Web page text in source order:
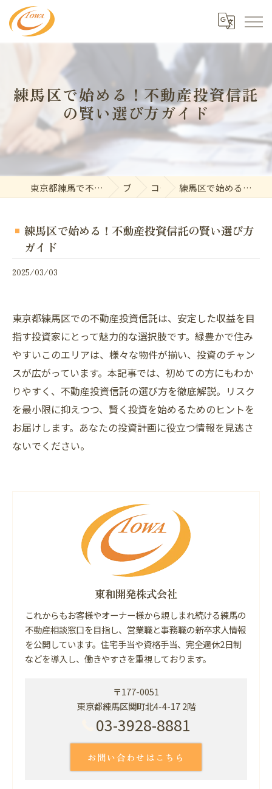
練馬区で始める！不動産投資信託
の賢い選び方ガイド
東京都練馬で不動産の求人なら東和開発株式会社 ブログ コラム 練馬区で始める！不動産投資信託の賢い選び方ガイド
練馬区で始める！不動産投資信託の賢い選び方
ガイド
2025/03/03
東京都練馬区での不動産投資信託は、安定した収益を目
指す投資家にとって魅力的な選択肢です。緑豊かで住み
やすいこのエリアは、様々な物件が揃い、投資のチャン
スが広がっています。本記事では、初めての方にもわか
りやすく、不動産投資信託の選び方を徹底解説。リスク
を最小限に抑えつつ、賢く投資を始めるためのヒントを
お届けします。あなたの投資計画に役立つ情報を見逃さ
ないでください。
東和開発株式会社
これからもお客様やオーナー様から親しまれ続ける練馬の
不動産相談窓口を目指し、営業職と事務職の新卒求人情報
を公開しています。住宅手当や資格手当、完全週休2日制
などを導入し、働きやすさを重視しております。
〒177-0051
東京都練馬区関町北4-4-17 2階
03-3928-8881
お問い合わせはこちら